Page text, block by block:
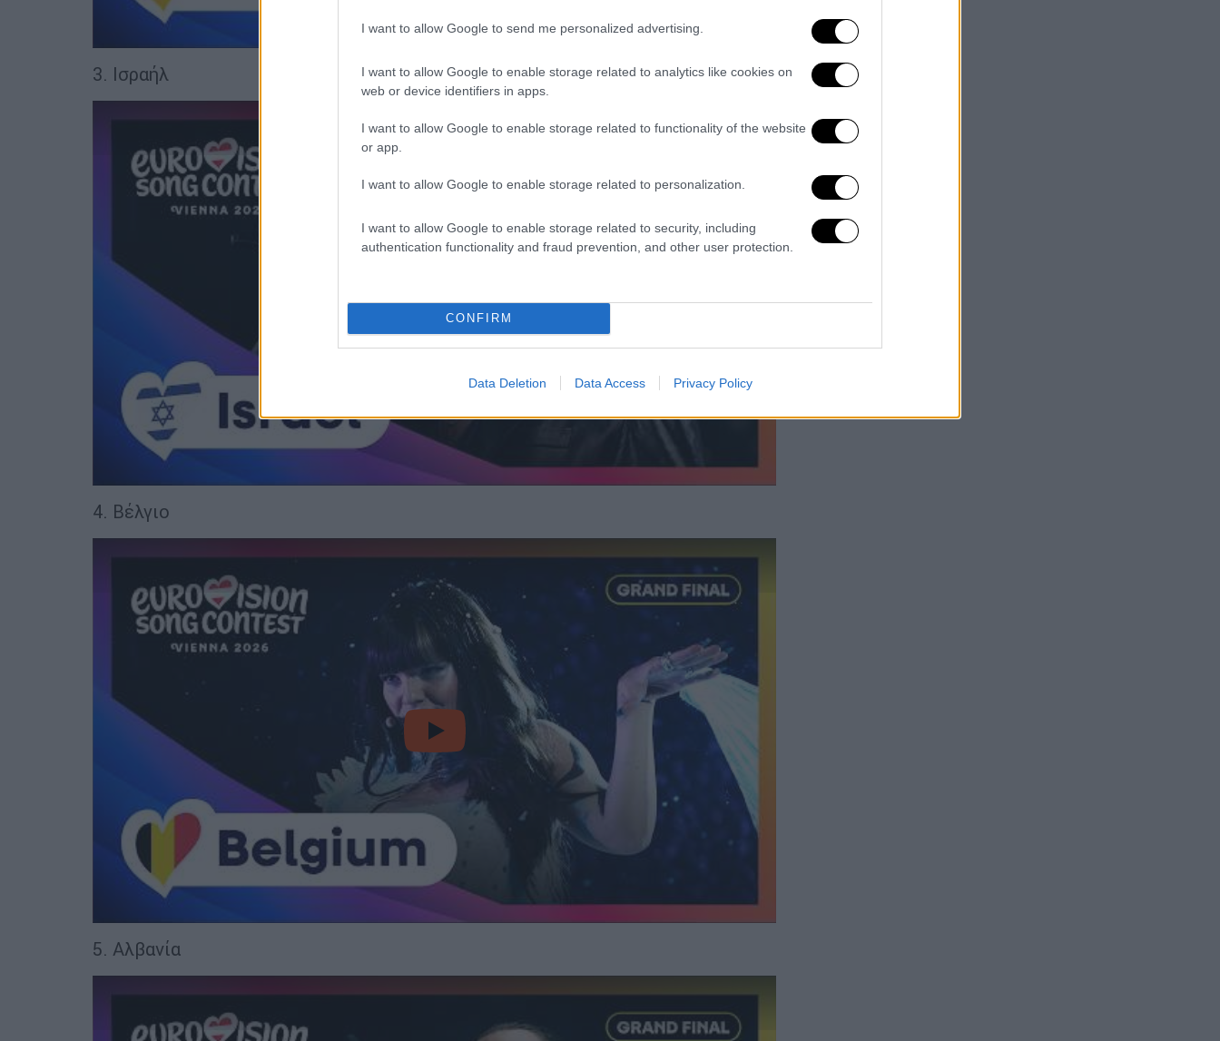
I want to allow Google to send me personalized advertising.
I want to allow Google to enable storage related to analytics like cookies on
web or device identifiers in apps.
I want to allow Google to enable storage related to functionality of the website
or app.
I want to allow Google to enable storage related to personalization.
I want to allow Google to enable storage related to security, including
authentication functionality and fraud prevention, and other user protection.
CONFIRM
Data Deletion Data Access Privacy Policy
3. Ισραήλ
video
4. Βέλγιο
video
5. Αλβανία